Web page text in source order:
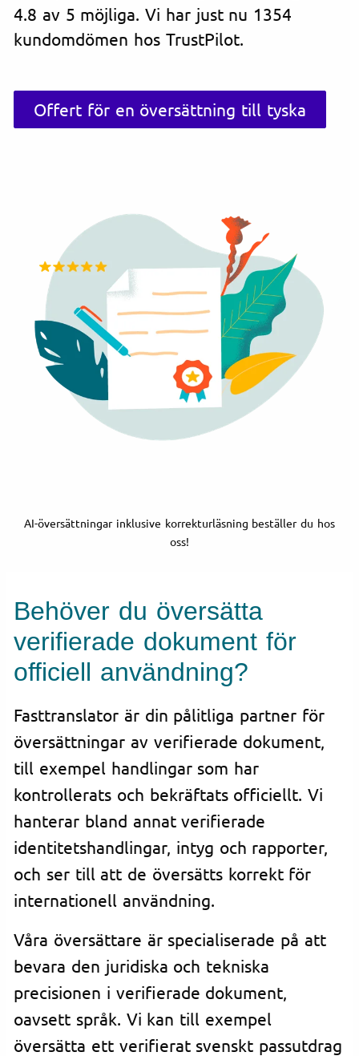
4.8 av 5 möjliga. Vi har just nu 1354
kundomdömen hos TrustPilot.
Offert för en översättning till tyska
AI-översättningar inklusive korrekturläsning beställer du hos
oss!
Behöver du översätta
verifierade dokument för
officiell användning?
Fasttranslator är din pålitliga partner för
översättningar av verifierade dokument,
till exempel handlingar som har
kontrollerats och bekräftats officiellt. Vi
hanterar bland annat verifierade
identitetshandlingar, intyg och rapporter,
och ser till att de översätts korrekt för
internationell användning.
Våra översättare är specialiserade på att
bevara den juridiska och tekniska
precisionen i verifierade dokument,
oavsett språk. Vi kan till exempel
översätta ett verifierat svenskt passutdrag